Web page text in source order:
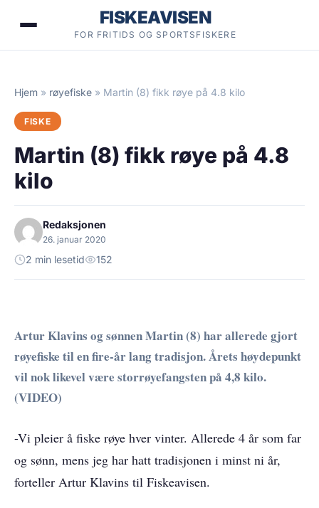
FISKEAVISEN
FOR FRITIDS OG SPORTSFISKERE
Hjem » røyefiske » Martin (8) fikk røye på 4.8 kilo
FISKE
Martin (8) fikk røye på 4.8
kilo
Redaksjonen
26. januar 2020
2 min lesetid 152
Artur Klavins og sønnen Martin (8) har allerede gjort
røyefiske til en fire-år lang tradisjon. Årets høydepunkt
vil nok likevel være storrøyefangsten på 4,8 kilo.
(VIDEO)
-Vi pleier å fiske røye hver vinter. Allerede 4 år som far
og sønn, mens jeg har hatt tradisjonen i minst ni år,
forteller Artur Klavins til Fiskeavisen.